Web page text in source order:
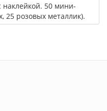
наклейкой. 50 мини-
25 розовых металлик).